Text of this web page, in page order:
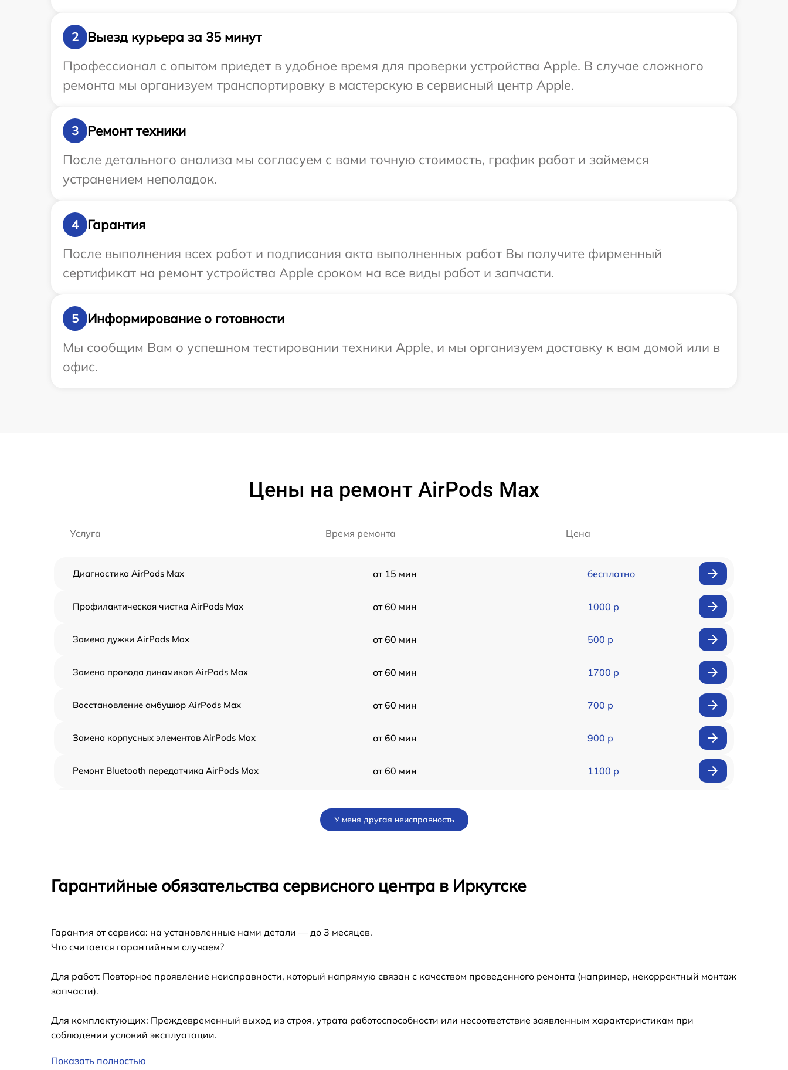
2
Выезд курьера за 35 минут
Профессионал с опытом приедет в удобное время для проверки устройства Apple. В случае сложного
ремонта мы организуем транспортировку в мастерскую в сервисный центр Apple.
3
Ремонт техники
После детального анализа мы согласуем с вами точную стоимость, график работ и займемся
устранением неполадок.
4
Гарантия
После выполнения всех работ и подписания акта выполненных работ Вы получите фирменный
сертификат на ремонт устройства Apple сроком на все виды работ и запчасти.
5
Информирование о готовности
Мы сообщим Вам о успешном тестировании техники Apple, и мы организуем доставку к вам домой или в
офис.
Цены на ремонт AirPods Max
Услуга Время ремонта Цена
Диагностика AirPods Max от 15 мин бесплатно
Профилактическая чистка AirPods Max от 60 мин 1000 р
Замена дужки AirPods Max от 60 мин 500 р
Замена провода динамиков AirPods Max от 60 мин 1700 р
Восстановление амбушюр AirPods Max от 60 мин 700 р
Замена корпусных элементов AirPods Max от 60 мин 900 р
Ремонт Bluetooth передатчика AirPods Max от 60 мин 1100 р
Ремонт разъема зарядки AirPods Max
У меня другая неисправность
Гарантийные обязательства сервисного центра в Иркутске
Гарантия от сервиса: на установленные нами детали — до 3 месяцев.
Что считается гарантийным случаем?
Для работ: Повторное проявление неисправности, который напрямую связан с качеством проведенного ремонта (например, некорректный монтаж
запчасти).
Для комплектующих: Преждевременный выход из строя, утрата работоспособности или несоответствие заявленным характеристикам при
соблюдении условий эксплуатации.
Показать полностью